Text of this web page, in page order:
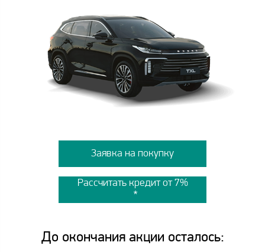
Заявка на покупку
Рассчитать кредит от 7%
До окончания акции осталось: